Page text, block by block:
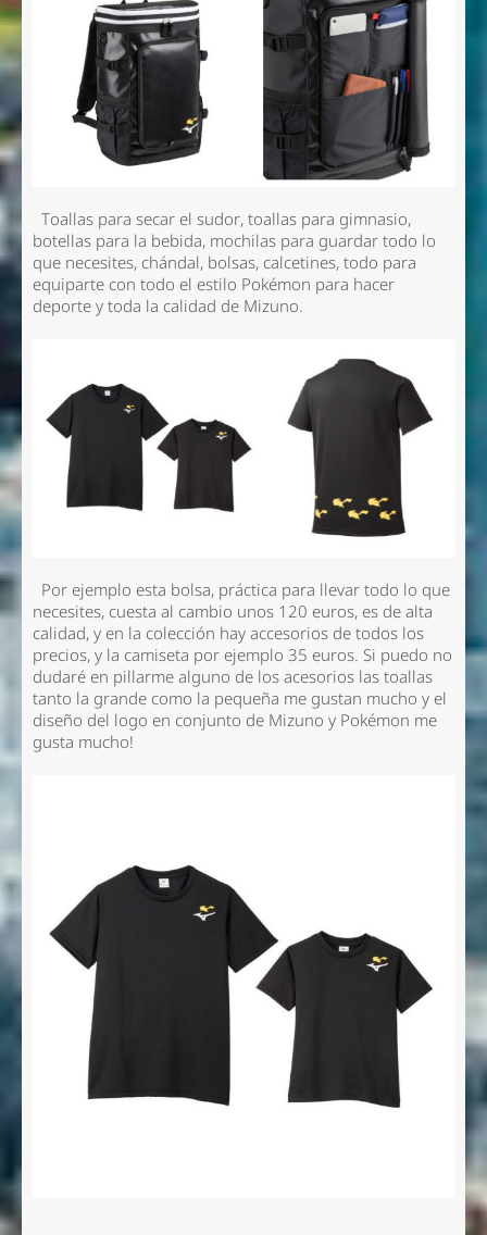
Toallas para secar el sudor, toallas para gimnasio,
botellas para la bebida, mochilas para guardar todo lo
que necesites, chándal, bolsas, calcetines, todo para
equiparte con todo el estilo Pokémon para hacer
deporte y toda la calidad de Mizuno.
Por ejemplo esta bolsa, práctica para llevar todo lo que
necesites, cuesta al cambio unos 120 euros, es de alta
calidad, y en la colección hay accesorios de todos los
precios, y la camiseta por ejemplo 35 euros. Si puedo no
dudaré en pillarme alguno de los acesorios las toallas
tanto la grande como la pequeña me gustan mucho y el
diseño del logo en conjunto de Mizuno y Pokémon me
gusta mucho!